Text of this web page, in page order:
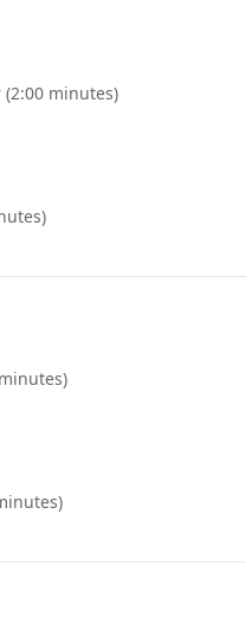
minutes)